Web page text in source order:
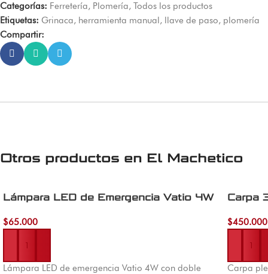
Categorías: Ferretería, Plomería, Todos los productos
Etiquetas: Grinaca, herramienta manual, llave de paso, plomería
Compartir:
Otros productos en El Machetico
Lámpara LED de Emergencia Vatio 4W
$65.000
Añadir al carrito
Lámpara LED de emergencia Vatio 4W con doble
Carpa
$450.000
Añadir al
Carpa